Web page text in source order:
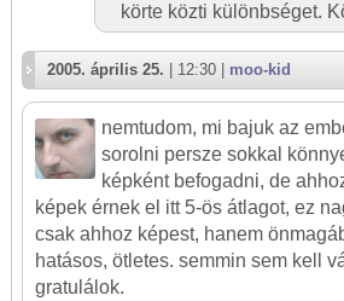
körte közti különbséget.
2005. április 25. | 12:30 | moo-kid
nemtudom, mi bajuk az
sorolni persze sokkal
képként befogadni, de
képek érnek el itt 5-ös átlagot, ez
csak ahhoz képest, hanem
hatásos, ötletes. semmin sem kell
gratulálok.